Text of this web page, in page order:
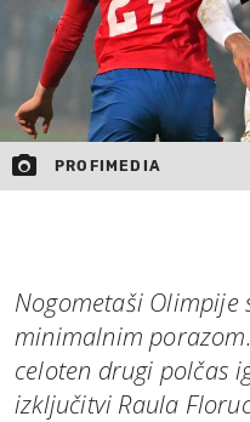
PROFIMEDIA
Nogometaši Olimpije
minimalnim
celoten drugi polčas
izključitvi Raula